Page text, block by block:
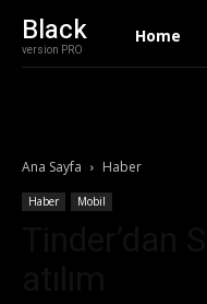
Black
version PRO
Home
Ana Sayfa Haber
Haber Mobil